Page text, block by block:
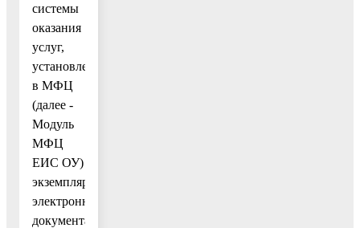
системы
оказания
услуг,
установленный
в МФЦ
(далее -
Модуль
МФЦ
ЕИС ОУ)
экземпляр
электронного
документа